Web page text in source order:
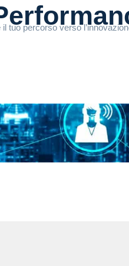
tuo percorso verso